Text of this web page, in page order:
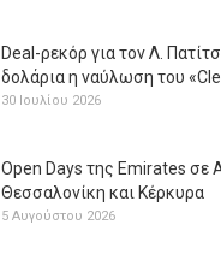
Deal-ρεκόρ για τον Λ.
δολάρια η ναύλωση του
30 Ιουλίου 2026
Open Days της Emirates σε
Θεσσαλονίκη και Κέρκυρα
5 Αυγούστου 2026